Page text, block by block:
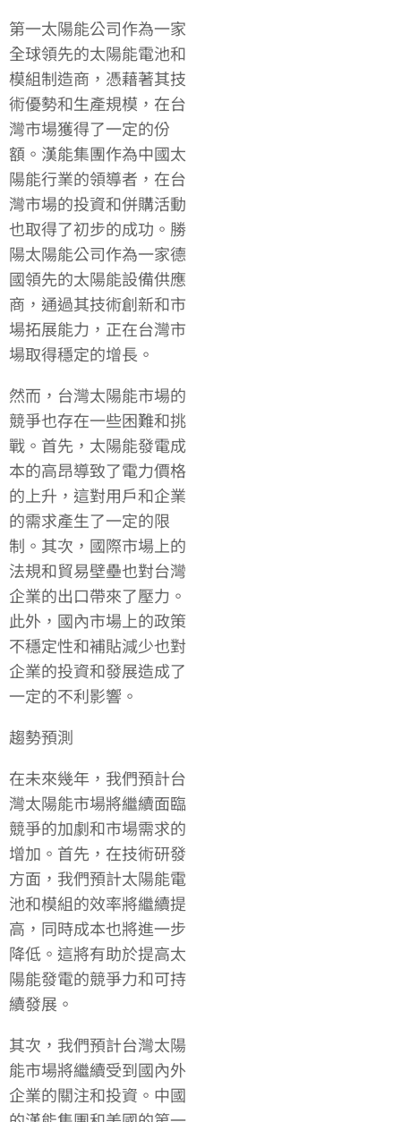
第一太陽能公司作為一家
全球領先的太陽能電池和
模組制造商，憑藉著其技
術優勢和生產規模，在台
灣市場獲得了一定的份
額。漢能集團作為中國太
陽能行業的領導者，在台
灣市場的投資和併購活動
也取得了初步的成功。勝
陽太陽能公司作為一家德
國領先的太陽能設備供應
商，通過其技術創新和市
場拓展能力，正在台灣市
場取得穩定的增長。
然而，台灣太陽能市場的
競爭也存在一些困難和挑
戰。首先，太陽能發電成
本的高昂導致了電力價格
的上升，這對用戶和企業
的需求產生了一定的限
制。其次，國際市場上的
法規和貿易壁壘也對台灣
企業的出口帶來了壓力。
此外，國內市場上的政策
不穩定性和補貼減少也對
企業的投資和發展造成了
一定的不利影響。
趨勢預測
在未來幾年，我們預計台
灣太陽能市場將繼續面臨
競爭的加劇和市場需求的
增加。首先，在技術研發
方面，我們預計太陽能電
池和模組的效率將繼續提
高，同時成本也將進一步
降低。這將有助於提高太
陽能發電的競爭力和可持
續發展。
其次，我們預計台灣太陽
能市場將繼續受到國內外
企業的關注和投資。中國